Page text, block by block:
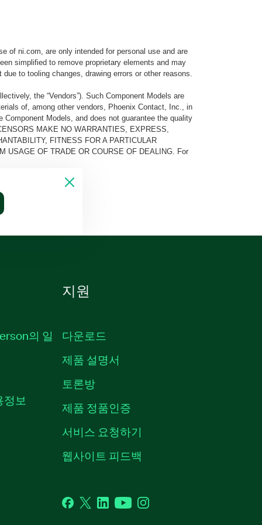
of ni.com, are only intended for personal use and are
simplified to remove proprietary elements and may
to tooling changes, drawing errors or other reasons.
the “Vendors”). Such Component Models are
of, among other vendors, Phoenix Contact, Inc., in
Models, and does not guarantee the quality
MAKE NO WARRANTIES, EXPRESS,
FITNESS FOR A PARTICULAR
USAGE OF TRADE OR COURSE OF DEALING. For
의 일
보
지원
다운로드
제품 설명서
토론방
제품 정품인증
서비스 요청하기
웹사이트 피드백
Facebook
TwitterLinkedInYouTubeInstagram